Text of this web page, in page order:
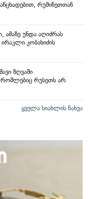
რუმინეთთან
ამაზე უნდა აღიძრას
კობახიძის
ზღვაში
რომლებიც რუსეთს არ
ყველა სიახლის ნახვა